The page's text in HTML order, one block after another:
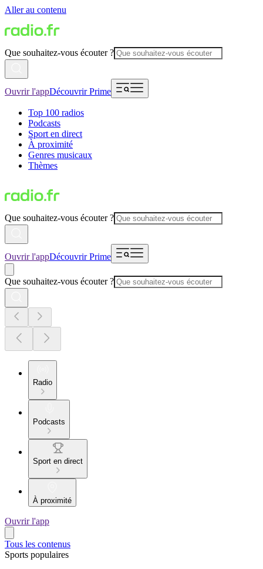
Aller au contenu
Que souhaitez-vous écouter ?
Ouvrir l'appDécouvrir Prime
Top 100 radios
Podcasts
Sport en direct
À proximité
Genres musicaux
Thèmes
Que souhaitez-vous écouter ?
Ouvrir l'appDécouvrir Prime
Que souhaitez-vous écouter ?
Radio
Podcasts
Sport en direct
À proximité
Ouvrir l'app
Tous les contenus
Sports populaires